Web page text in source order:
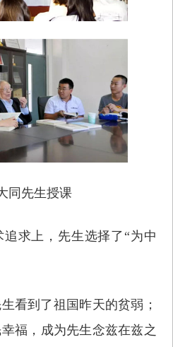
同先生授课
求上，先生选择了“为中
看到了祖国昨天的贫弱；
福，成为先生念兹在兹之